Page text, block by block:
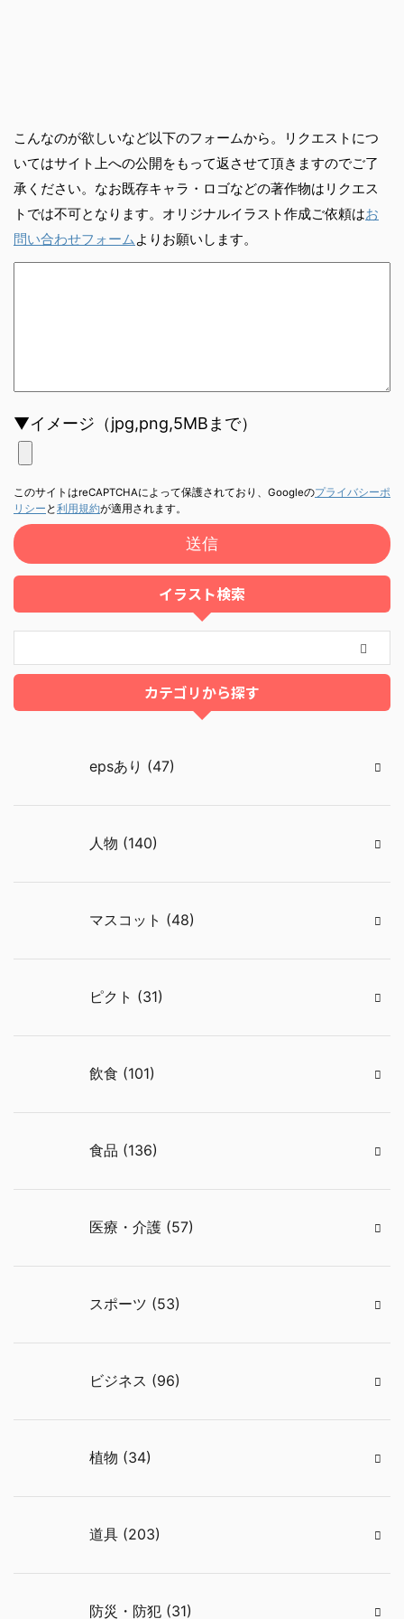
こんなのが欲しいなど以下のフォームから。リクエストにつ
いてはサイト上への公開をもって返させて頂きますのでご了
承ください。なお既存キャラ・ロゴなどの著作物はリクエス
トでは不可となります。オリジナルイラスト作成ご依頼はお
問い合わせフォーム よりお願いします。
▼イメージ（jpg,png,5MBまで）
このサイトはreCAPTCHAによって保護されており、Googleのプライバシーポ
リシー と利用規約が適用されます。
イラスト検索
カテゴリから探す
epsあり (47)
人物 (140)
マスコット (48)
ピクト (31)
飲食 (101)
食品 (136)
医療・介護 (57)
スポーツ (53)
ビジネス (96)
植物 (34)
道具 (203)
防災・防犯 (31)